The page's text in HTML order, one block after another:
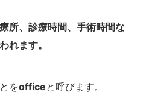
所、診療時間、手術時間な
れます。
をofficeと呼びます。